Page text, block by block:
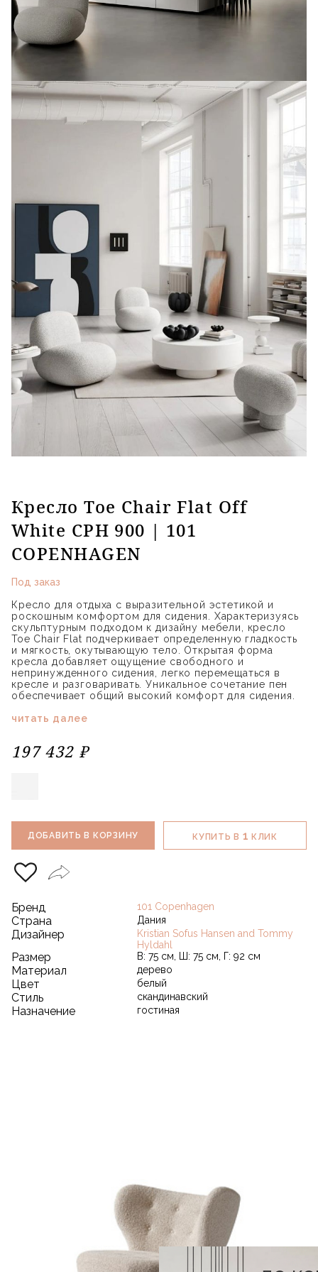
Кресло Toe Chair Flat Off
White CPH 900 | 101
COPENHAGEN
Под заказ
Кресло для отдыха с выразительной эстетикой и
роскошным комфортом для сидения. Характеризуясь
скульптурным подходом к дизайну мебели, кресло
Toe Chair Flat подчеркивает определенную гладкость
и мягкость, окутывающую тело. Открытая форма
кресла добавляет ощущение свободного и
непринужденного сидения, легко перемещаться в
кресле и разговаривать. Уникальное сочетание пен
обеспечивает общий высокий комфорт для сидения.
читать далее
197 432 ₽
ДОБАВИТЬ В КОРЗИНУ КУПИТЬ В 1 КЛИК
Бренд 101 Copenhagen
Страна Дания
Дизайнер
Kristian Sofus Hansen and Tommy
Hyldahl
Размер В: 75 см, Ш: 75 см, Г: 92 см
Материал дерево
Цвет белый
Стиль скандинавский
Назначение гостиная